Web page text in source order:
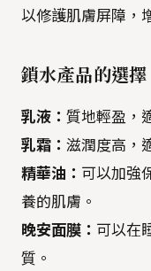
以修護肌膚屏障，
鎖水產品的選擇
乳液： 質地輕盈，
乳霜： 滋潤度高，
精華油： 可以加強
養的肌膚。
晚安面膜： 可以在
質。